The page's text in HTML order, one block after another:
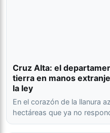
Cruz Alta: el
tierra en manos
la ley
En el corazón de la llanura
hectáreas que ya no